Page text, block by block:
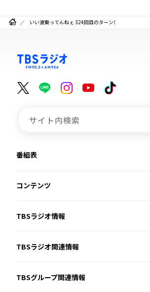
いい波乗ってんねぇ 324回目のターン！
番組表
コンテンツ
TBSラジオ情報
TBSラジオ関連情報
TBSグループ関連情報